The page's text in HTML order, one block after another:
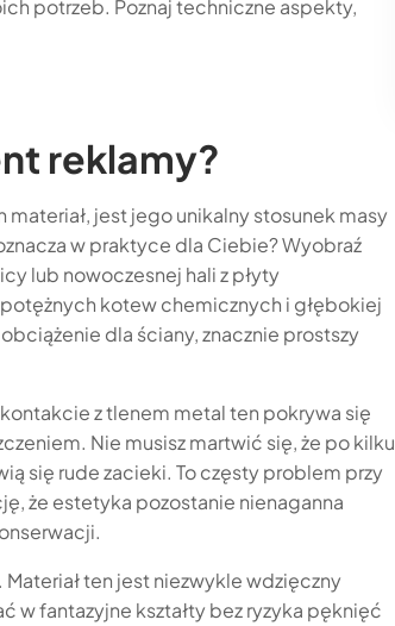
potrzeb. Poznaj techniczne aspekty,
reklamy?
jest jego unikalny stosunek masy
w praktyce dla Ciebie? Wyobraź
lub nowoczesnej hali z płyty
kotew chemicznych i głębokiej
dla ściany, znacznie prostszy
z tlenem metal ten pokrywa się
Nie musisz martwić się, że po kilku
się rude zacieki. To częsty problem przy
że estetyka pozostanie nienaganna
ten jest niezwykle wdzięczny
fantazyjne kształty bez ryzyka pęknięć